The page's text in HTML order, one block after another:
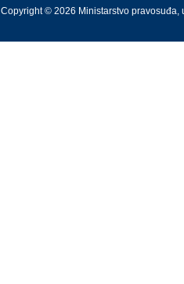
Copyright © 2026 Ministarstvo